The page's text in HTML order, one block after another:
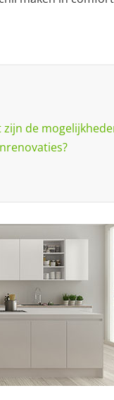
zijn de